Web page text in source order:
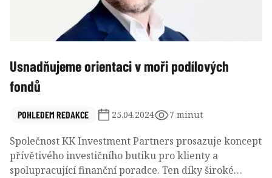
Usnadňujeme orientaci v moři podílových
fondů
POHLEDEM REDAKCE 25.04.2024 7 minut
Společnost KK Investment Partners prosazuje koncept
přívětivého investičního butiku pro klienty a
spolupracující finanční poradce. Ten díky široké